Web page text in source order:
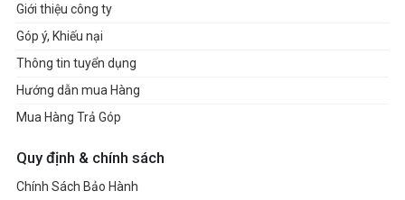
Giới thiệu công ty
Góp ý, Khiếu nại
Thông tin tuyển dụng
Hướng dẫn mua Hàng
Mua Hàng Trả Góp
Quy định & chính sách
Chính Sách Bảo Hành